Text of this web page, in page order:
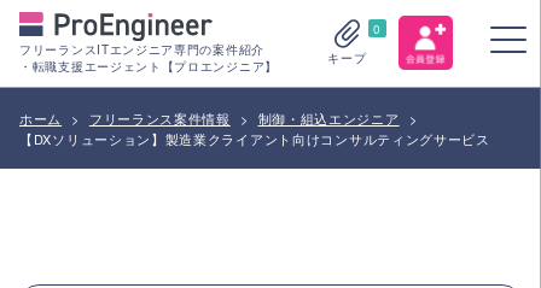
フリーランスITエンジニア専門の案件紹介
・転職支援エージェント【プロエンジニア】
0
キープ
ホーム > フリーランス案件情報 > 制御・組込エンジニア
>
【DXソリューション】製造業クライアント向けコンサルティングサービス